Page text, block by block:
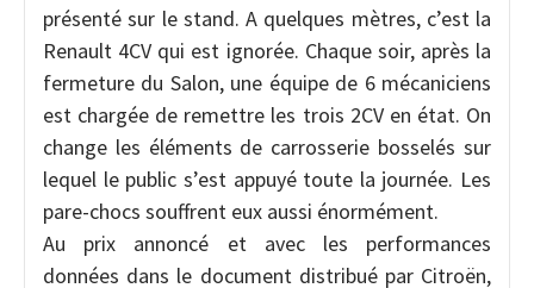
présenté sur le stand. A quelques mètres, c’est la
Renault 4CV qui est ignorée. Chaque soir, après la
fermeture du Salon, une équipe de 6 mécaniciens
est chargée de remettre les trois 2CV en état. On
change les éléments de carrosserie bosselés sur
lequel le public s’est appuyé toute la journée. Les
pare-chocs souffrent eux aussi énormément.
Au prix annoncé et avec les performances
données dans le document distribué par Citroën,